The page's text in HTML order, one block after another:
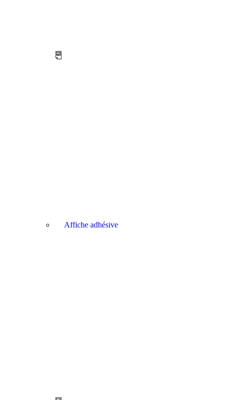
Affiche adhésive